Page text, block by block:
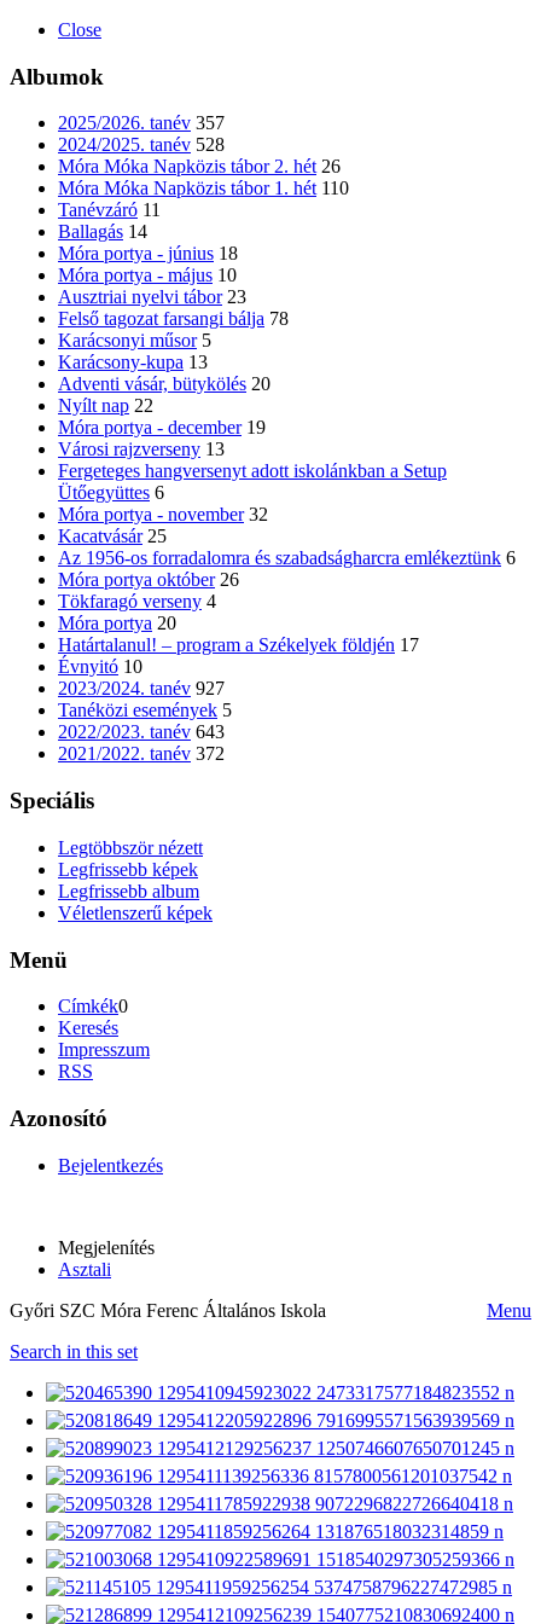
Close
Albumok
2025/2026. tanév 357
2024/2025. tanév 528
Móra Móka Napközis tábor 2. hét 26
Móra Móka Napközis tábor 1. hét 110
Tanévzáró 11
Ballagás 14
Móra portya - június 18
Móra portya - május 10
Ausztriai nyelvi tábor 23
Felső tagozat farsangi bálja 78
Karácsonyi műsor 5
Karácsony-kupa 13
Adventi vásár, bütykölés 20
Nyílt nap 22
Móra portya - december 19
Városi rajzverseny 13
Fergeteges hangversenyt adott iskolánkban a Setup
Ütőegyüttes 6
Móra portya - november 32
Kacatvásár 25
Az 1956-os forradalomra és szabadságharcra emlékeztünk 6
Móra portya október 26
Tökfaragó verseny 4
Móra portya 20
Határtalanul! – program a Székelyek földjén 17
Évnyitó 10
2023/2024. tanév 927
Tanéközi események 5
2022/2023. tanév 643
2021/2022. tanév 372
Speciális
Legtöbbször nézett
Legfrissebb képek
Legfrissebb album
Véletlenszerű képek
Menü
Címkék0
Keresés
Impresszum
RSS
Azonosító
Bejelentkezés
Megjelenítés
Asztali
Győri SZC Móra Ferenc Általános Iskola
Menu
Search in this set